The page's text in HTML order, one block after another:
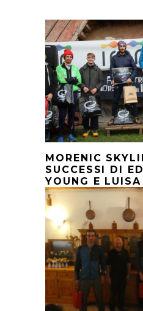
MORENIC
SUCCESSI DI
YOUNG E